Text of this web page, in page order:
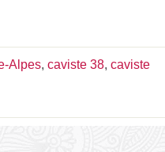
Alpes, caviste 38, caviste